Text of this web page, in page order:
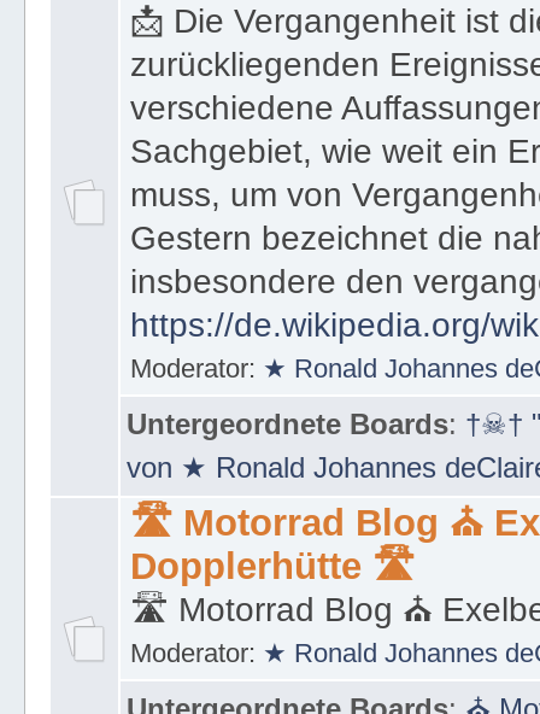
📩 Die Vergangenheit ist
zurückliegenden
verschiedene
Sachgebiet, wie weit ein
muss, um von
Gestern bezeichnet die
insbesondere den
https://de.wikipedia.org/
Moderator: ★ Ronald Johannes
Untergeordnete Boards: †☠†
von ★ Ronald Johannes
🛣 Motorrad Blog ⛪
Dopplerhütte 🛣
🛣 Motorrad Blog ⛪
Moderator: ★ Ronald Johannes